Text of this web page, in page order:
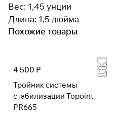
Вес: 1,45 унции
Длина: 1,5 дюйма
Похожие товары
4 500 Р
Тройник системы
стабилизации Topoint
PR665